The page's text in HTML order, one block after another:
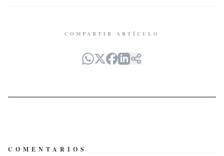
COMPARTIR ARTÍCULO
COMENTARIOS